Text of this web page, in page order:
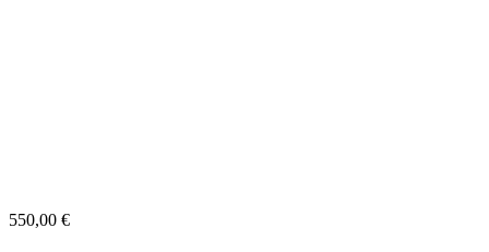
550,00 €